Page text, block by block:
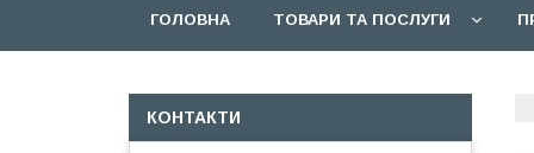
ГОЛОВНА ТОВАРИ ТА ПОСЛУГИ
КОНТАКТИ